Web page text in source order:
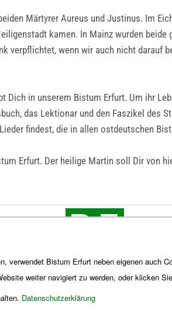
Märtyrer Aureus und Justinus. Im
kamen. In Mainz wurden
verpflichtet, wenn wir auch nicht darauf
Dich in unserem Bistum Erfurt. Um ihr
das Lektionar und den Faszikel des
findest, die in allen ostdeutschen
Erfurt. Der heilige Martin soll Dir von
verwendet Bistum Erfurt neben eigenen auch
weiter navigiert zu werden, oder klicken
Datenschutzerklärung